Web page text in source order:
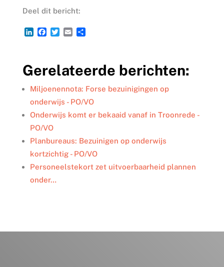
Deel dit bericht:
L
e
d
I
n
F
b
o
o
k
T
t
e
r
E
l
D
n
Gerelateerde berichten:
Miljoenennota: Forse bezuinigingen op
onderwijs - PO/VO
Onderwijs komt er bekaaid vanaf in Troonrede -
PO/VO
Planbureaus: Bezuinigen op onderwijs
kortzichtig - PO/VO
Personeelstekort zet uitvoerbaarheid plannen
onder…